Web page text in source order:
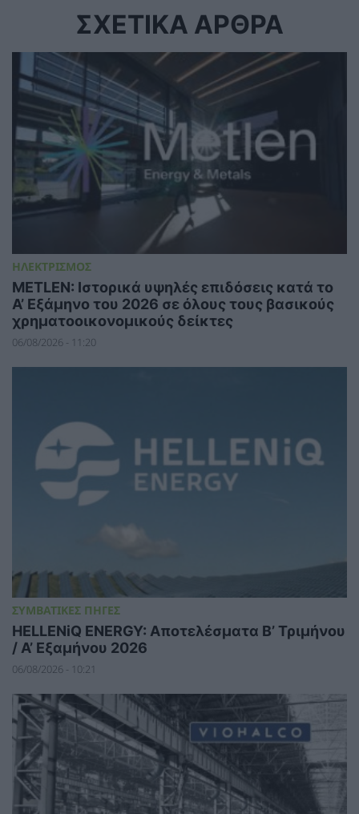
ΣΧΕΤΙΚΑ ΑΡΘΡΑ
ΗΛΕΚΤΡΙΣΜΟΣ
METLEN: Ιστορικά υψηλές επιδόσεις κατά το
Α’ Εξάμηνο του 2026 σε όλους τους βασικούς
χρηματοοικονομικούς δείκτες
06/08/2026 - 11:20
ΣΥΜΒΑΤΙΚΕΣ ΠΗΓΕΣ
HELLENiQ ENERGY: Αποτελέσματα Β’ Τριμήνου
/ Α’ Εξαμήνου 2026
06/08/2026 - 10:21